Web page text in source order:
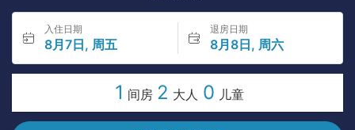
入住日期
8月7日, 周五
退房日期
8月8日, 周六
1 间房 2 大人 0 儿童